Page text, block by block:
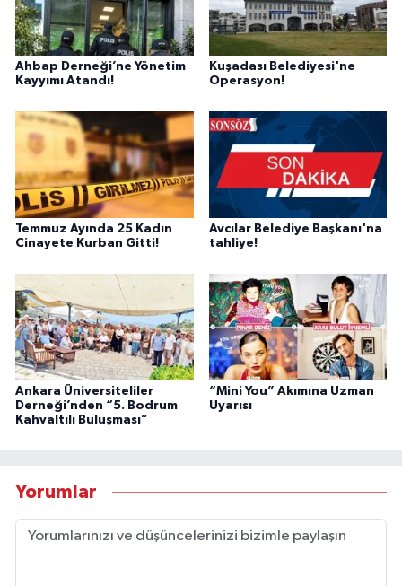
Ahbap Derneği’ne Yönetim
Kayyımı Atandı!
Kuşadası Belediyesi'ne
Operasyon!
Temmuz Ayında 25 Kadın
Cinayete Kurban Gitti!
Avcılar Belediye Başkanı'na
tahliye!
Ankara Üniversiteliler
Derneği’nden “5. Bodrum
Kahvaltılı Buluşması”
“Mini You” Akımına Uzman
Uyarısı
Yorumlar